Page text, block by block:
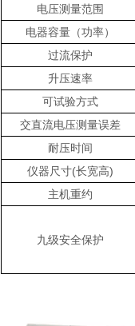
电压测量范围
电器容量（功率）
过流保护
升压速率
可试验方式
交直流电压测量误差
耐压时间
仪器尺寸(长宽高)
主机重约
九级安全保护